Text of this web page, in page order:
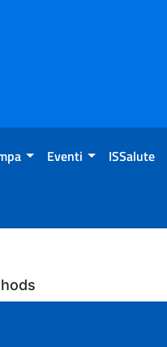
Eventi ISSalute